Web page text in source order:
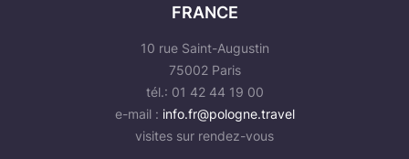
FRANCE
10 rue Saint-Augustin
75002 Paris
tél.: 01 42 44 19 00
e-mail : info.fr@pologne.travel
visites sur rendez-vous